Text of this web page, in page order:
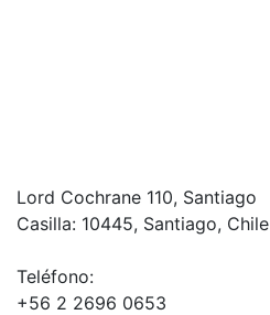
Lord Cochrane 110, Santiago
Casilla: 10445, Santiago, Chile
Teléfono:
+56 2 2696 0653